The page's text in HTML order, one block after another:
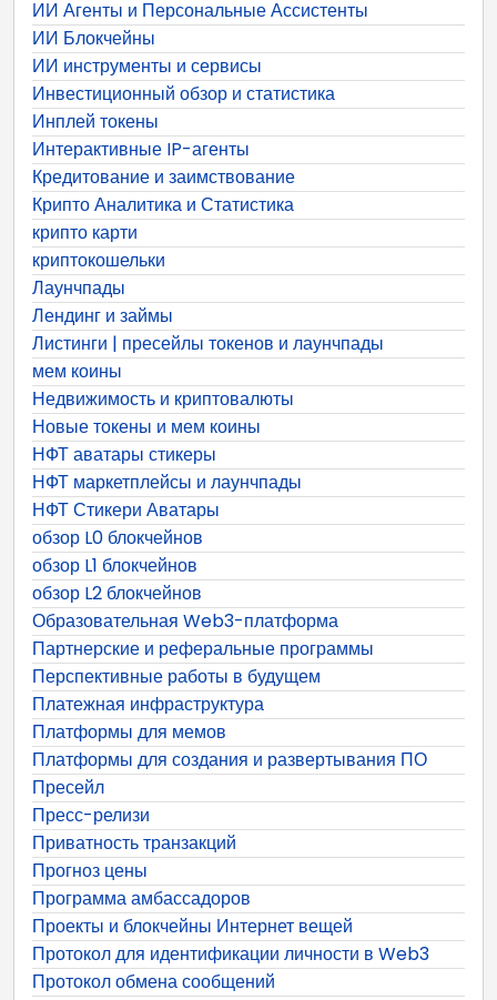
ИИ Агенты и Персональные Ассистенты
ИИ Блокчейны
ИИ инструменты и сервисы
Инвестиционный обзор и статистика
Инплей токены
Интерактивные IP-агенты
Кредитование и заимствование
Крипто Аналитика и Статистика
крипто карти
криптокошельки
Лаунчпады
Лендинг и займы
Листинги | пресейлы токенов и лаунчпады
мем коины
Недвижимость и криптовалюты
Новые токены и мем коины
НФТ аватары стикеры
НФТ маркетплейсы и лаунчпады
НФТ Стикери Аватары
обзор L0 блокчейнов
обзор L1 блокчейнов
обзор L2 блокчейнов
Образовательная Web3-платформа
Партнерские и реферальные программы
Перспективные работы в будущем
Платежная инфраструктура
Платформы для мемов
Платформы для создания и развертывания ПО
Пресейл
Пресс-релизи
Приватность транзакций
Прогноз цены
Программа амбассадоров
Проекты и блокчейны Интернет вещей
Протокол для идентификации личности в Web3
Протокол обмена сообщений